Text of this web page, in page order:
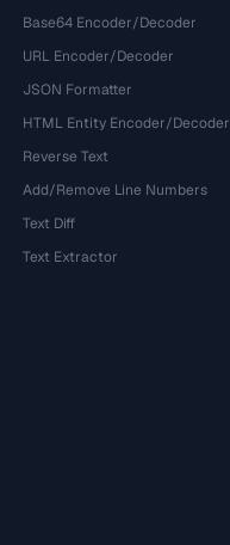
Base64 Encoder/Decoder
URL Encoder/Decoder
JSON Formatter
HTML Entity Encoder/Decoder
Reverse Text
Add/Remove Line Numbers
Text Diff
Text Extractor